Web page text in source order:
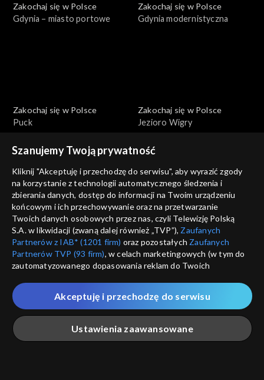
Zakochaj się w Polsce
Gdynia – miasto portowe
Zakochaj się w Polsce
Gdynia modernistyczna
Zakochaj się w Polsce
Puck
Zakochaj się w Polsce
Jezioro Wigry
Zakochaj się w Polsce
Słowiński Park Narodowy
Zakochaj się w Polsce
Słupsk
Zakochaj się w Polsce
Węgorzewo
Zakochaj się w Polsce
Narodowe Forum Muzyki we
Wrocławiu
Szanujemy Twoją prywatność
Kliknij "Akceptuję i przechodzę do serwisu", aby wyrazić zgody
na korzystanie z technologii automatycznego śledzenia i
zbierania danych, dostęp do informacji na Twoim urządzeniu
końcowym i ich przechowywanie oraz na przetwarzanie
Twoich danych osobowych przez nas, czyli Telewizję Polską
S.A. w likwidacji (zwaną dalej również „TVP”), Zaufanych
Partnerów z IAB* (1201 firm) oraz pozostałych Zaufanych
Partnerów TVP (93 firm), w celach marketingowych (w tym do
zautomatyzowanego dopasowania reklam do Twoich
które wskazujemy poniżej, a także zgody na udostępnianie
przez nas identyfikatora PPID do Google.
Twoje dane osobowe zbierane podczas odwiedzania przez
Ciebie naszych
poszczególnych serwisówzwanych dalej
„Portalem”, w tym informacje zapisywane za pomocą
Ustawienia zaawansowane
Akceptuję i przechodzę do serwisu